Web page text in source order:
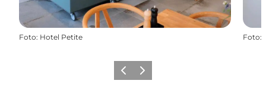
Foto: Hotel Petite Foto:
ZurückWeiter